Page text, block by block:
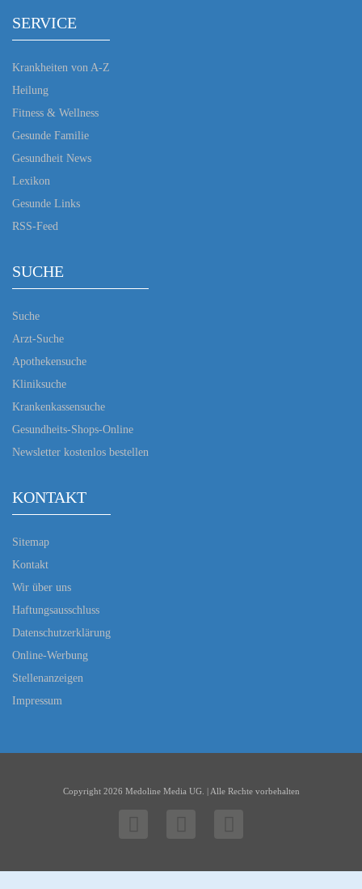
SERVICE
Krankheiten von A-Z
Heilung
Fitness & Wellness
Gesunde Familie
Gesundheit News
Lexikon
Gesunde Links
RSS-Feed
SUCHE
Suche
Arzt-Suche
Apothekensuche
Kliniksuche
Krankenkassensuche
Gesundheits-Shops-Online
Newsletter kostenlos bestellen
KONTAKT
Sitemap
Kontakt
Wir über uns
Haftungsausschluss
Datenschutzerklärung
Online-Werbung
Stellenanzeigen
Impressum
Copyright 2026 Medoline Media UG. | Alle Rechte vorbehalten